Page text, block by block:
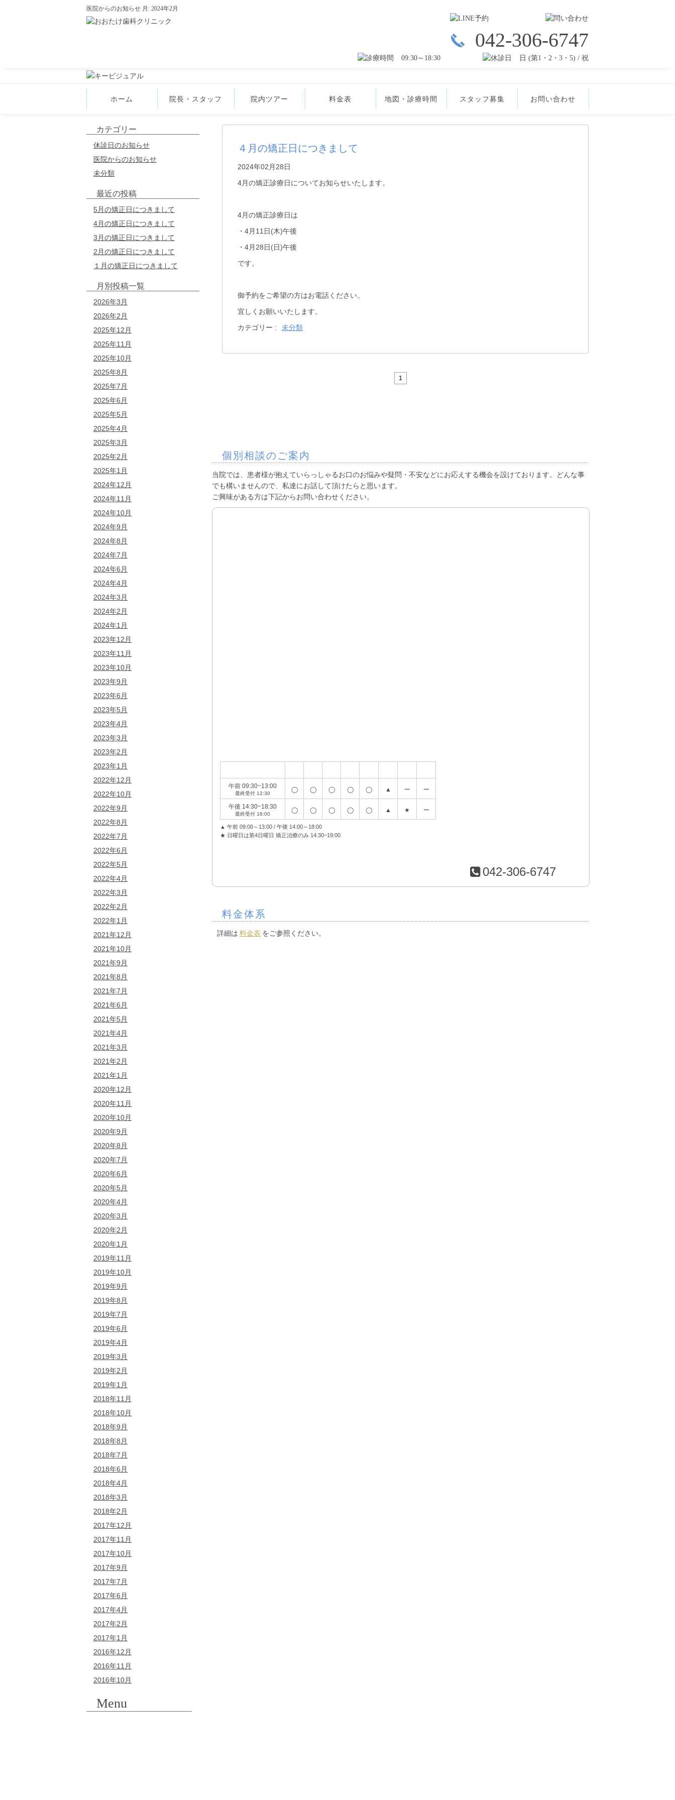
医院からのお知らせ 月: 2024年2月
042-306-6747
09:30～18:30 日 (第1・2・3・5) / 祝
ホーム 院長・スタッフ 院内ツアー 料金表 地図・診療時間 スタッフ募集 お問い合わせ
カテゴリー
休診日のお知らせ
医院からのお知らせ
未分類
最近の投稿
5月の矯正日につきまして
4月の矯正日につきまして
3月の矯正日につきまして
2月の矯正日につきまして
１月の矯正日につきまして
月別投稿一覧
2026年3月
2026年2月
2025年12月
2025年11月
2025年10月
2025年8月
2025年7月
2025年6月
2025年5月
2025年4月
2025年3月
2025年2月
2025年1月
2024年12月
2024年11月
2024年10月
2024年9月
2024年8月
2024年7月
2024年6月
2024年4月
2024年3月
2024年2月
2024年1月
2023年12月
2023年11月
2023年10月
2023年9月
2023年6月
2023年5月
2023年4月
2023年3月
2023年2月
2023年1月
2022年12月
2022年10月
2022年9月
2022年8月
2022年7月
2022年6月
2022年5月
2022年4月
2022年3月
2022年2月
2022年1月
2021年12月
2021年10月
2021年9月
2021年8月
2021年7月
2021年6月
2021年5月
2021年4月
2021年3月
2021年2月
2021年1月
2020年12月
2020年11月
2020年10月
2020年9月
2020年8月
2020年7月
2020年6月
2020年5月
2020年4月
2020年3月
2020年2月
2020年1月
2019年11月
2019年10月
2019年9月
2019年8月
2019年7月
2019年6月
2019年4月
2019年3月
2019年2月
2019年1月
2018年11月
2018年10月
2018年9月
2018年8月
2018年7月
2018年6月
2018年4月
2018年3月
2018年2月
2017年12月
2017年11月
2017年10月
2017年9月
2017年7月
2017年6月
2017年4月
2017年2月
2017年1月
2016年12月
2016年11月
2016年10月
Menu
４月の矯正日につきまして
2024年02月28日
4月の矯正診療日についてお知らせいたします。
4月の矯正診療日は
・4月11日(木)午後
・4月28日(日)午後
です。
御予約をご希望の方はお電話ください。
宜しくお願いいたします。
カテゴリー :
未分類
1
個別相談のご案内
当院では、患者様が抱えていらっしゃるお口のお悩みや疑問・不安などにお応えする機会を設けております。どんな事
でも構いませんので、私達にお話して頂けたらと思います。
ご興味がある方は下記からお問い合わせください。
午前 09:30~13:00
最終受付 12:30
◯ ◯ ◯ ◯ ◯ ▲ ー ー
午後 14:30~18:30
最終受付 18:00
◯ ◯ ◯ ◯ ◯ ▲ ★ ー
▲ 午前 09:00～13:00 / 午後 14:00～18:00
★ 日曜日は第4日曜日 矯正治療のみ 14:30~19:00
042-306-6747
料金体系
詳細は 料金表 をご参照ください。